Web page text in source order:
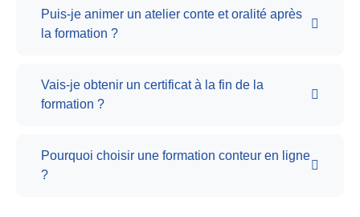
Puis-je animer un atelier conte et oralité après
la formation ?
Vais-je obtenir un certificat à la fin de la
formation ?
Pourquoi choisir une formation conteur en ligne
?